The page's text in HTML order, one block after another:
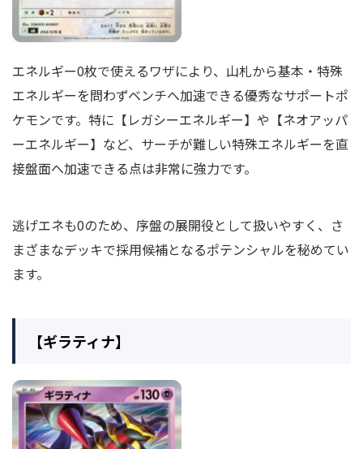
エネルギー0枚で使えるワザにより、山札から基本・特殊
エネルギーを問わずベンチへ加速できる優秀なサポートポ
ケモンです。特に【レガシーエネルギー】や【ネオアッパ
ーエネルギー】など、サーチが難しい特殊エネルギーを直
接盤面へ加速できる点は非常に強力です。
逃げエネも0のため、序盤の展開役として扱いやすく、さ
まざまなデッキで採用候補となるポテンシャルを秘めてい
ます。
【ギラティナ】